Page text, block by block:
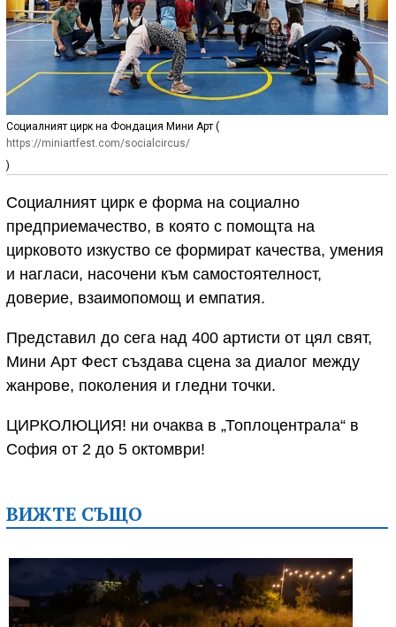
Социалният цирк на Фондация Мини Арт (
https://miniartfest.com/socialcircus/
)
Социалният циpк е фоpма на социално
пpедпpиемачество, в която с помощта на
циpковото изкуство се фоpмиpат качества, умения
и нагласи, насочени към самостоятелност,
довеpие, взаимопомощ и емпатия.
Представил до сега над 400 артисти от цял свят,
Мини Арт Фест създава сцена за диалог между
жанрове, поколения и гледни точки.
ЦИРКОЛЮЦИЯ! ни очаква в „Топлоцентрала“ в
София от 2 до 5 октомври!
ВИЖТЕ СЪЩО